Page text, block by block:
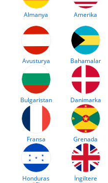
Almanya Amerika
Avusturya Bahamalar
Bulgaristan Danimarka
Fransa Grenada
Honduras İngiltere